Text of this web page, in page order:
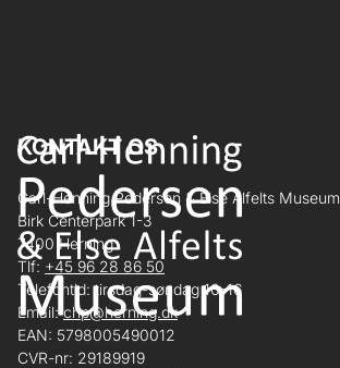
KONTAKT OS
Carl-Henning Pedersen & Else Alfelts Museum
Birk Centerpark 1-3
7400 Herning
Tlf: +45 96 28 86 50
Telefontid: tirsdag-søndag 10-16
Email:chp@herning.dk
EAN: 5798005490012
CVR-nr: 29189919